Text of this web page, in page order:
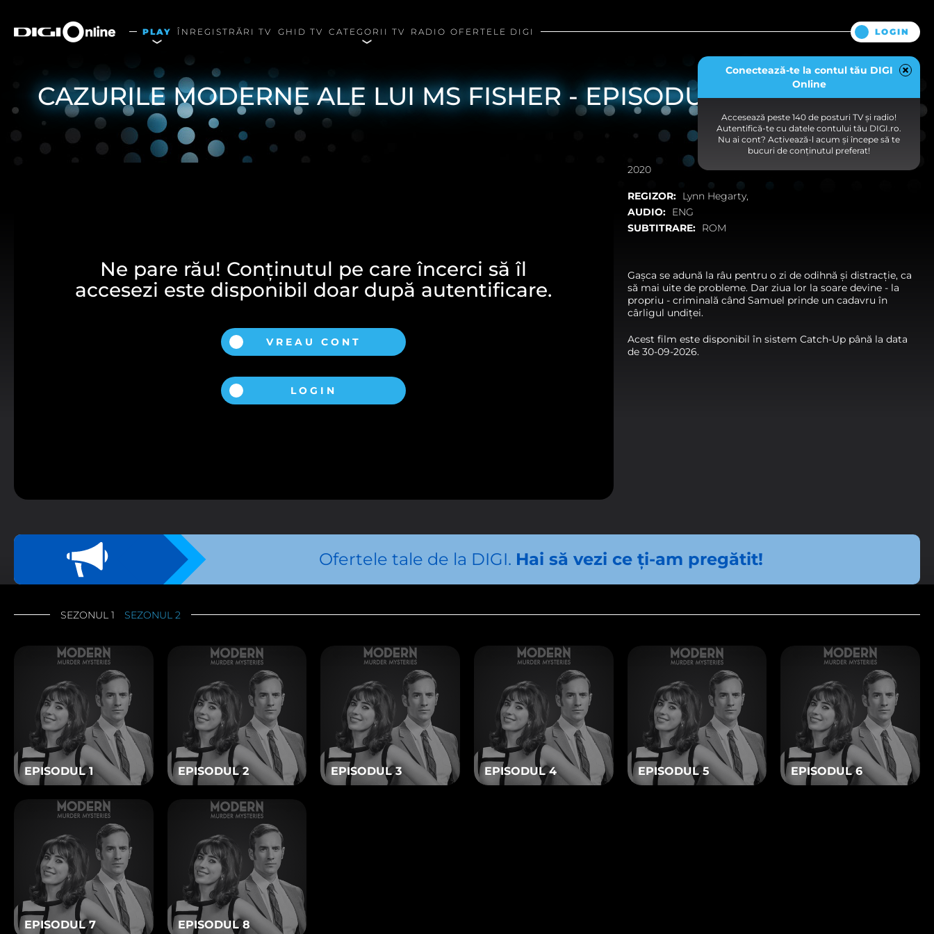
PLAY ÎNREGISTRĂRI TV GHID TV CATEGORII TV RADIO OFERTELE DIGI LOGIN
Conectează-te la contul tău DIGI
Online
Accesează peste 140 de posturi TV și radio!
Autentifică-te cu datele contului tău DIGI.ro.
Nu ai cont? Activează-l acum și începe să te
bucuri de conținutul preferat!
CAZURILE MODERNE ALE LUI MS FISHER - EPISODUL 7, SEZONUL 2
Ne pare rău! Conținutul pe care încerci să îl
accesezi este disponibil doar după autentificare.
VREAU CONT
LOGIN
2020
REGIZOR: Lynn Hegarty,
AUDIO: ENG
SUBTITRARE: ROM
Gașca se adună la râu pentru o zi de odihnă și distracție, ca
să mai uite de probleme. Dar ziua lor la soare devine - la
propriu - criminală când Samuel prinde un cadavru în
cârligul undiței.
Acest film este disponibil în sistem Catch-Up până la data
de 30-09-2026.
Ofertele tale de la DIGI. Hai să vezi ce ți-am pregătit!
SEZONUL 1 SEZONUL 2
EPISODUL 1 EPISODUL 2 EPISODUL 3 EPISODUL 4 EPISODUL 5 EPISODUL 6
EPISODUL 7 EPISODUL 8
Alegerea dumneavoastră privind modulele cookie de pe acest site
Vă rugăm să alegeţi care dintre fişierele cookie de mai jos doriţi să fie utilizate în ce vă priveşte.
userului prin îmbunătățirea permanentă a website-ului nostru.
Vizualizarea modulelor cookie social media
FIŞIERE COOKIE DE PUBLICITATE/MARKETING PERSONALIZATE
Aceste module cookie sunt folosite de noi și alte entităţi pentru a vă oferi publicitate relevantă intereselor
dumneavoastră, atât în cadrul site-ului nostru, cât și în afara acestuia.
Vizualizarea modulelor cookie de publicitate
ACCEPT TOATE FIȘIERELE COOKIE
TRIMITE
Vezi aici politica de confidențialitate